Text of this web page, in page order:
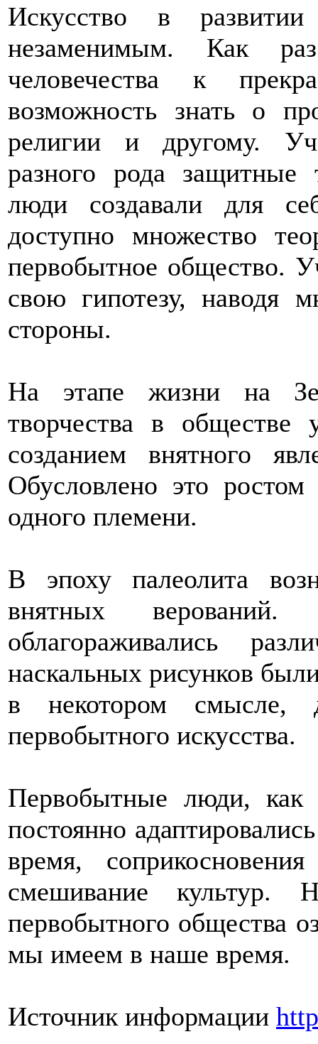
Искусство в развитии
незаменимым. Как
человечества к
возможность знать о
религии и другому.
разного рода защитные
люди создавали для
доступно множество
первобытное общество.
свою гипотезу, наводя
стороны.
На этапе жизни на
творчества в обществе
созданием внятного
Обусловлено это
одного племени.
В эпоху палеолита
внятных верований.
облагораживались
наскальных рисунков
в некотором смысле,
первобытного искусства.
Первобытные люди, как
постоянно
время,
смешивание культур.
первобытного общества
мы имеем в наше время.
Источник информации